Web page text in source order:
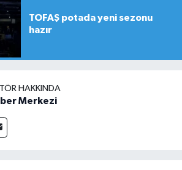
TOFAŞ potada yeni sezonu
hazır
HAKKINDA
Merkezi